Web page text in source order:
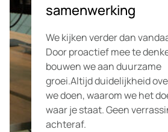
samenwerking
We kijken verder dan
Door proactief mee te
bouwen we aan duurzame
groei.Altijd duidelijkheid
we doen, waarom we het
waar je staat. Geen
achteraf.